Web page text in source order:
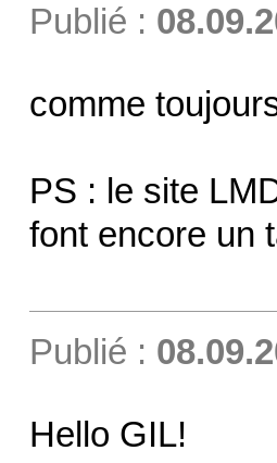
Publié :
comme
PS : le site
font encore un
Publié :
Hello GIL!